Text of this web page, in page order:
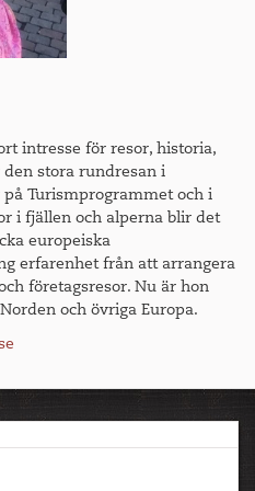
i Finland om William
Morris var en visionär
kraft i Arts and Crafts-
tapeter och tyger
och
kommer från William
Societys samlingar i
och resten av
på väg till EMMA Museum.
möbeldesigner, visas på
intresse för resor, historia,
stora rundresan i
Turismprogrammet och i
i fjällen och alperna blir det
europeiska
erfarenhet från att arrangera
företagsresor. Nu är hon
och övriga Europa.